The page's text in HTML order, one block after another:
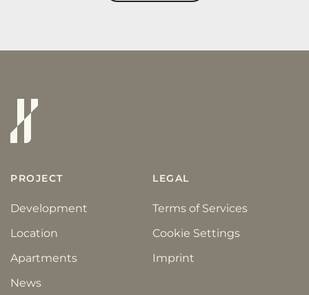
PROJECT
Development
Location
Apartments
News
LEGAL
Terms of Services
Cookie Settings
Imprint